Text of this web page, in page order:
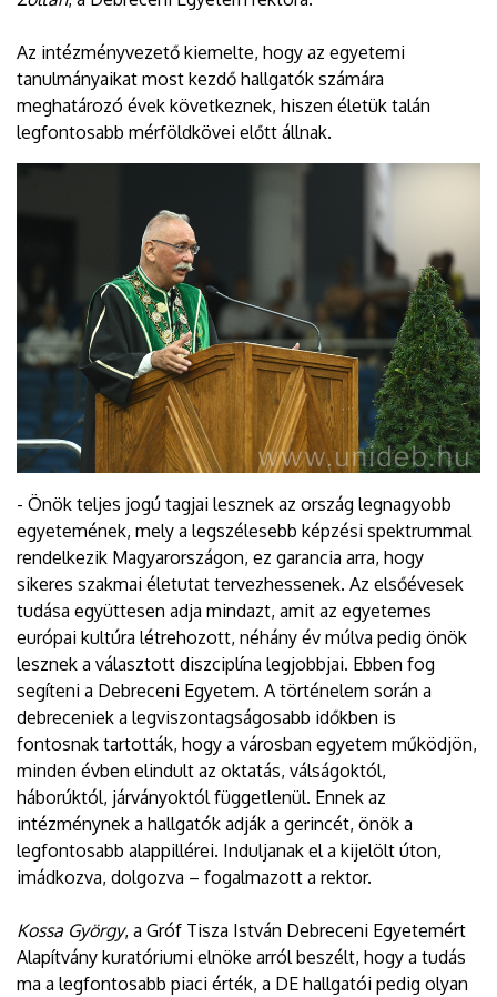
Az intézményvezető kiemelte, hogy az egyetemi
tanulmányaikat most kezdő hallgatók számára
meghatározó évek következnek, hiszen életük talán
legfontosabb mérföldkövei előtt állnak.
- Önök teljes jogú tagjai lesznek az ország legnagyobb
egyetemének, mely a legszélesebb képzési spektrummal
rendelkezik Magyarországon, ez garancia arra, hogy
sikeres szakmai életutat tervezhessenek. Az elsőévesek
tudása együttesen adja mindazt, amit az egyetemes
európai kultúra létrehozott, néhány év múlva pedig önök
lesznek a választott diszciplína legjobbjai. Ebben fog
segíteni a Debreceni Egyetem. A történelem során a
debreceniek a legviszontagságosabb időkben is
fontosnak tartották, hogy a városban egyetem működjön,
minden évben elindult az oktatás, válságoktól,
háborúktól, járványoktól függetlenül. Ennek az
intézménynek a hallgatók adják a gerincét, önök a
legfontosabb alappillérei. Induljanak el a kijelölt úton,
imádkozva, dolgozva – fogalmazott a rektor.
Kossa György, a Gróf Tisza István Debreceni Egyetemért
Alapítvány kuratóriumi elnöke arról beszélt, hogy a tudás
ma a legfontosabb piaci érték, a DE hallgatói pedig olyan